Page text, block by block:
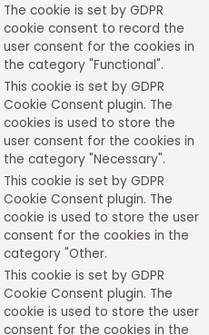
The cookie is set by GDPR
cookie consent to record the
user consent for the cookies in
the category "Functional".
This cookie is set by GDPR
Cookie Consent plugin. The
cookies is used to store the
user consent for the cookies in
the category "Necessary".
This cookie is set by GDPR
Cookie Consent plugin. The
cookie is used to store the user
consent for the cookies in the
category "Other.
This cookie is set by GDPR
Cookie Consent plugin. The
cookie is used to store the user
consent for the cookies in the